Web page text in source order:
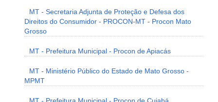
MT - Secretaria Adjunta de Proteção e Defesa dos
Direitos do Consumidor - PROCON-MT - Procon Mato
Grosso
MT - Prefeitura Municipal - Procon de Apiacás
MT - Ministério Público do Estado de Mato Grosso -
MPMT